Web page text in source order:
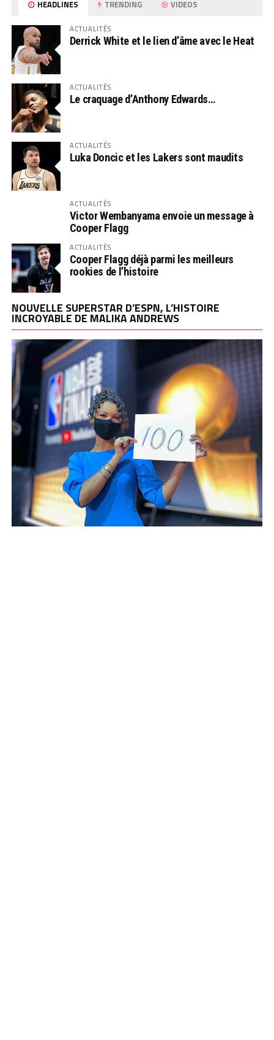
HEADLINES TRENDING VIDEOS
ACTUALITÉS
Derrick White et le lien d’âme avec le Heat
ACTUALITÉS
Le craquage d’Anthony Edwards…
ACTUALITÉS
Luka Doncic et les Lakers sont maudits
ACTUALITÉS
Victor Wembanyama envoie un message à
Cooper Flagg
ACTUALITÉS
Cooper Flagg déjà parmi les meilleurs
rookies de l’histoire
NOUVELLE SUPERSTAR D’ESPN, L’HISTOIRE
INCROYABLE DE MALIKA ANDREWS